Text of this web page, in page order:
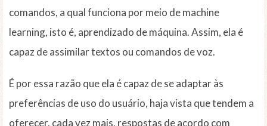
comandos, a qual funciona por meio de machine
learning, isto é, aprendizado de máquina. Assim, ela é
capaz de assimilar textos ou comandos de voz.
É por essa razão que ela é capaz de se adaptar às
preferências de uso do usuário, haja vista que tendem a
oferecer, cada vez mais, respostas de acordo com